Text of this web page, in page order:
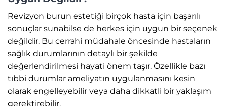
Revizyon burun estetiği birçok hasta için başarılı
sonuçlar sunabilse de herkes için uygun bir seçenek
değildir. Bu cerrahi müdahale öncesinde hastaların
sağlık durumlarının detaylı bir şekilde
değerlendirilmesi hayati önem taşır. Özellikle bazı
tıbbi durumlar ameliyatın uygulanmasını kesin
olarak engelleyebilir veya daha dikkatli bir yaklaşım
gerektirebilir.